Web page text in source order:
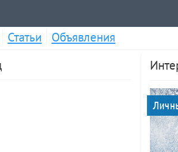
Статьи
Объявления